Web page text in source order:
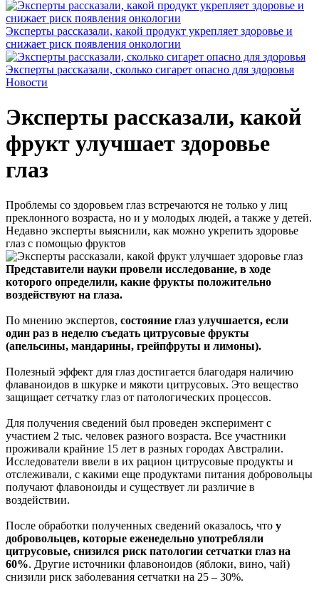
Эксперты рассказали, какой продукт укрепляет здоровье и
снижает риск появления онкологии
Эксперты рассказали, сколько сигарет опасно для здоровья
Новости
Эксперты рассказали, какой
фрукт улучшает здоровье
глаз
Проблемы со здоровьем глаз встречаются не только у лиц
преклонного возраста, но и у молодых людей, а также у детей.
Недавно эксперты выяснили, как можно укрепить здоровье
глаз с помощью фруктов
Представители науки провели исследование, в ходе
которого определили, какие фрукты положительно
воздействуют на глаза.
По мнению экспертов, состояние глаз улучшается, если
один раз в неделю съедать цитрусовые фрукты
(апельсины, мандарины, грейпфруты и лимоны).
Полезный эффект для глаз достигается благодаря наличию
флаваноидов в шкурке и мякоти цитрусовых. Это вещество
защищает сетчатку глаз от патологических процессов.
Для получения сведений был проведен эксперимент с
участием 2 тыс. человек разного возраста. Все участники
проживали крайние 15 лет в разных городах Австралии.
Исследователи ввели в их рацион цитрусовые продукты и
отслеживали, с какими еще продуктами питания добровольцы
получают флавоноиды и существует ли различие в
воздействии.
После обработки полученных сведений оказалось, что у
добровольцев, которые еженедельно употребляли
цитрусовые, снизился риск патологии сетчатки глаз на
60%. Другие источники флавоноидов (яблоки, вино, чай)
снизили риск заболевания сетчатки на 25 – 30%.